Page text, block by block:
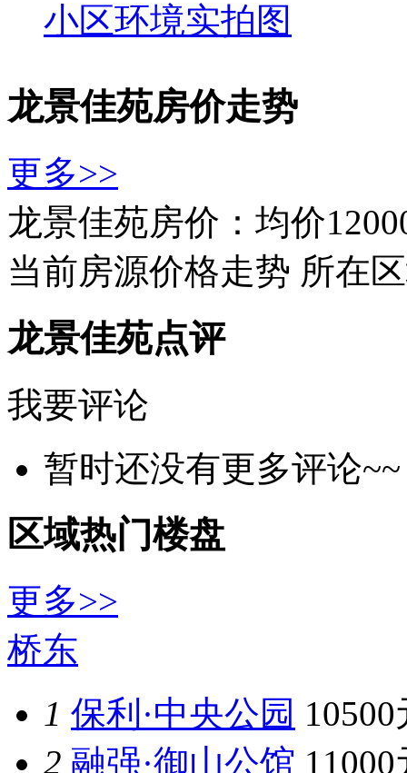
小区环境实拍图
龙景佳苑房价走势
更多>>
龙景佳苑房价：均价
当前房源价格走势 所在
龙景佳苑点评
我要评论
暂时还没有更多评论~~
区域热门楼盘
更多>>
桥东
1 保利·中央公园
2 融强·御山公馆